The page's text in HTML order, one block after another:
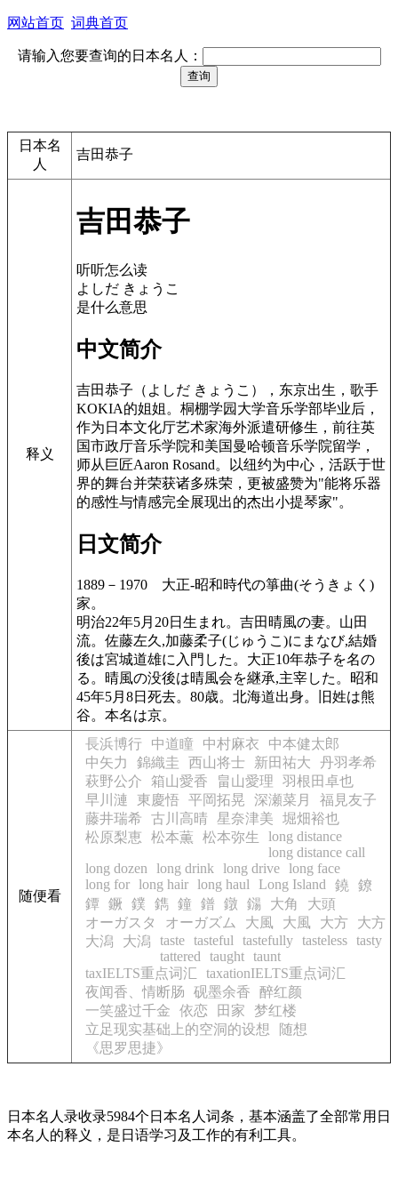
网站首页 词典首页
请输入您要查询的日本名人：
日本名
人
吉田恭子
释义
吉田恭子
听听怎么读
よしだ きょうこ
是什么意思
中文简介
吉田恭子（よしだ きょうこ），东京出生，歌手
KOKIA的姐姐。桐棚学园大学音乐学部毕业后，
作为日本文化厅艺术家海外派遣研修生，前往英
国市政厅音乐学院和美国曼哈顿音乐学院留学，
师从巨匠Aaron Rosand。以纽约为中心，活跃于世
界的舞台并荣获诸多殊荣，更被盛赞为"能将乐器
的感性与情感完全展现出的杰出小提琴家"。
日文简介
1889－1970 大正-昭和時代の箏曲(そうきょく)
家。
明治22年5月20日生まれ。吉田晴風の妻。山田
流。佐藤左久,加藤柔子(じゅうこ)にまなび,結婚
後は宮城道雄に入門した。大正10年恭子を名の
る。晴風の没後は晴風会を継承,主宰した。昭和
45年5月8日死去。80歳。北海道出身。旧姓は熊
谷。本名は京。
随便看
長浜博行 中道瞳 中村麻衣
中本健太郎
中矢力
錦織圭 西山将士 新田祐大
丹羽孝希
萩野公介
箱山愛香 畠山愛理
羽根田卓也
早川漣
東慶悟 平岡拓晃 深瀬菜月
福見友子
藤井瑞希
古川高晴 星奈津美
堀畑裕也
松原梨恵
松本薫 松本弥生
long distance
long distance call
long dozen
long drink long drive long face
long for long hair long haul Long Island 鐃
鐐
鐔
鐝 鏷 鐫 鐘 鐠 鐓 鐋 大角
大頭
オーガスタ
オーガズム 大風 大風 大方
大方
大潟
大潟 taste tasteful tastefully tasteless tasty
tattered
taught taunt
taxIELTS重点词汇
taxationIELTS重点词汇
夜闻香、情断肠
砚墨余香
醉红颜
一笑盛过千金
依恋 田家
梦红楼
立足现实基础上的空洞的设想
随想
《思罗思捷》
日本名人录收录5984个日本名人词条，基本涵盖了全部常用日
本名人的释义，是日语学习及工作的有利工具。